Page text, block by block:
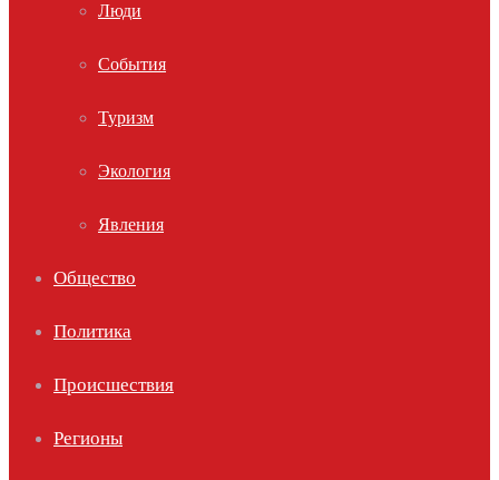
Люди
События
Туризм
Экология
Явления
Общество
Политика
Происшествия
Регионы